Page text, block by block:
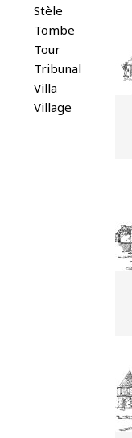
Stèle
Tombe
Tour
Tribunal
Villa
Village